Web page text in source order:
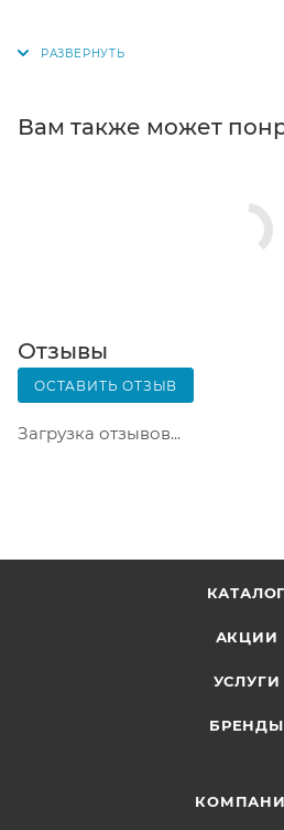
получения заказа
телефон или e-mail придет
Почтовая доставка через
Вскрывать коробку
только после оплаты
содержать не больше 10
не должна превышать 100
Вам также может
Отзывы
ОСТАВИТЬ ОТЗЫВ
Загрузка отзывов...
КАТАЛОГ
АКЦИИ
УСЛУГИ
БРЕНДЫ